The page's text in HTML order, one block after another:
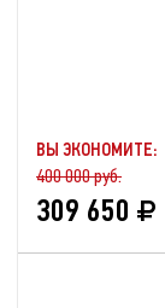
ВЫ ЭКОНОМИТЕ:
400 000 руб.
309 650